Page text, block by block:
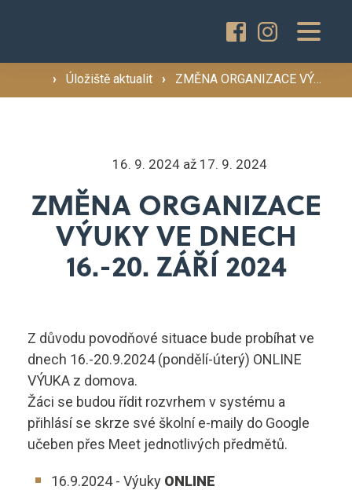
Proč studovat u nás? ›
Přijímací řízení ›
Školné a stipendia ›
OborBezpečnostně právní činnost
Pro žáky a rodiče
Rekvalifikační kurzy
O škole
Kontakty
vyhledávání
› Úložiště aktualit › ZMĚNA ORGANIZACE VÝUKY VE DNECH 16.-20. ZÁŘÍ 2024
16. 9. 2024 až 17. 9. 2024
ZMĚNA ORGANIZACE
VÝUKY VE DNECH
16.-20. ZÁŘÍ 2024
Z důvodu povodňové situace bude probíhat ve
dnech 16.-20.9.2024 (pondělí-úterý) ONLINE
VÝUKA z domova.
Žáci se budou řídit rozvrhem v systému a
přihlásí se skrze své školní e-maily do Google
učeben přes Meet jednotlivých předmětů.
16.9.2024 - Výuky ONLINE